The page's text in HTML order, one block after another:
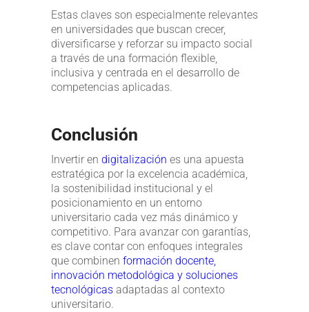
Estas claves son especialmente relevantes
en universidades que buscan crecer,
diversificarse y reforzar su impacto social
a través de una formación flexible,
inclusiva y centrada en el desarrollo de
competencias aplicadas.
Conclusión
Invertir en digitalización es una apuesta
estratégica por la excelencia académica,
la sostenibilidad institucional y el
posicionamiento en un entorno
universitario cada vez más dinámico y
competitivo. Para avanzar con garantías,
es clave contar con enfoques integrales
que combinen formación docente,
innovación metodológica y soluciones
tecnológicas adaptadas al contexto
universitario.